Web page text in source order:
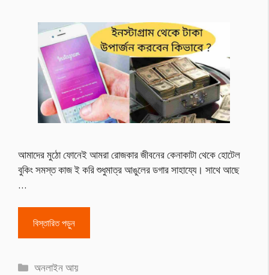
আমাদের মুঠো ফোনেই আমরা রোজকার জীবনের কেনাকাটা থেকে হোটেল
বুকিং সমস্ত কাজ ই করি শুধুমাত্র আঙুলের ডগার সাহায্যে। সাথে আছে
…
বিস্তারিত পড়ুন
Categories
অনলাইন আয়